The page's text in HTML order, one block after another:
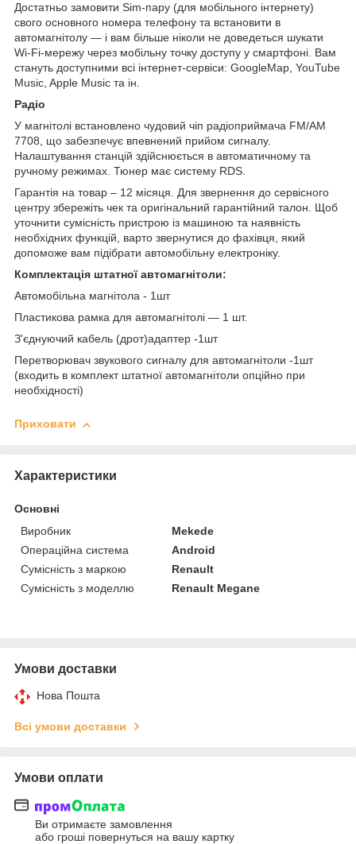
Достатньо замовити Sim-пару (для мобільного інтернету)
свого основного номера телефону та встановити в
автомагнітолу — і вам більше ніколи не доведеться шукати
Wi-Fi-мережу через мобільну точку доступу у смартфоні. Вам
стануть доступними всі інтернет-сервіси: GoogleMap, YouTube
Music, Apple Music та ін.
Радіо
У магнітолі встановлено чудовий чіп радіоприймача FM/AM
7708, що забезпечує впевнений прийом сигналу.
Налаштування станцій здійснюється в автоматичному та
ручному режимах. Тюнер має систему RDS.
Гарантія на товар – 12 місяця. Для звернення до сервісного
центру збережіть чек та оригінальний гарантійний талон. Щоб
уточнити сумісність пристрою із машиною та наявність
необхідних функцій, варто звернутися до фахівця, який
допоможе вам підібрати автомобільну електроніку.
Комплектація штатної автомагнітоли:
Автомобільна магнітола - 1шт
Пластикова рамка для автомагнітолі — 1 шт.
З'єднуючий кабель (дрот)адаптер -1шт
Перетворювач звукового сигналу для автомагнітоли -1шт
(входить в комплект штатної автомагнітоли опційно при
необхідності)
Приховати
Характеристики
Основні
Виробник
Mekede
Операційна система
Android
Сумісність з маркою
Renault
Сумісність з моделлю
Renault Megane
Умови доставки
Нова Пошта
Всі умови доставки
Умови оплати
Ви отримаєте замовлення
або гроші повернуться на вашу картку